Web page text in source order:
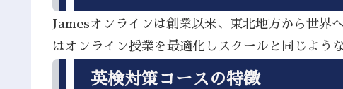
Jamesオンラインは創業以来、東北地方から世界
はオンライン授業を最適化しスクールと同じよう
英検対策コースの特徴